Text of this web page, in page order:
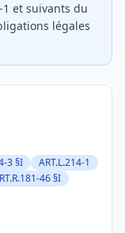
et suivants du
légales
3 §I
ART.L.214-1
46 §I